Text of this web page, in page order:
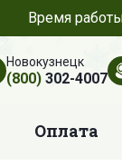
Время
Новокузнецк
(800)302-4007
Оплата